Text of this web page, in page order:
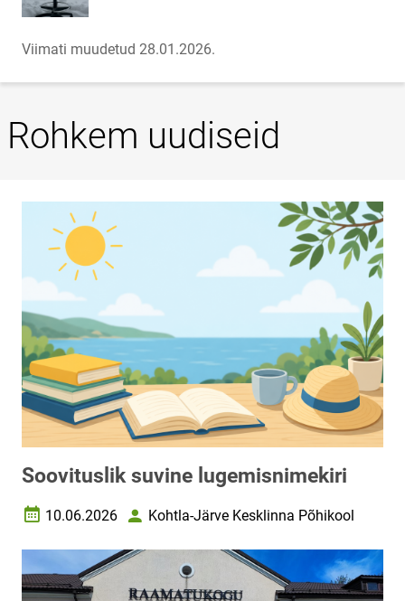
Viimati muudetud 28.01.2026.
Rohkem uudiseid
Soovituslik suvine lugemisnimekiri
Loomise kuupäev
10.06.2026 AutorKohtla-Järve Kesklinna Põhikool